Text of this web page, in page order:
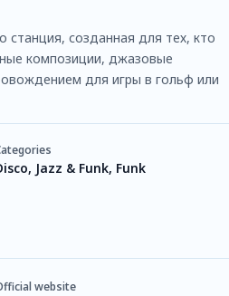
станция, созданная для тех, кто
композиции, джазовые
для игры в гольф или
Jazz & Funk, Funk
website